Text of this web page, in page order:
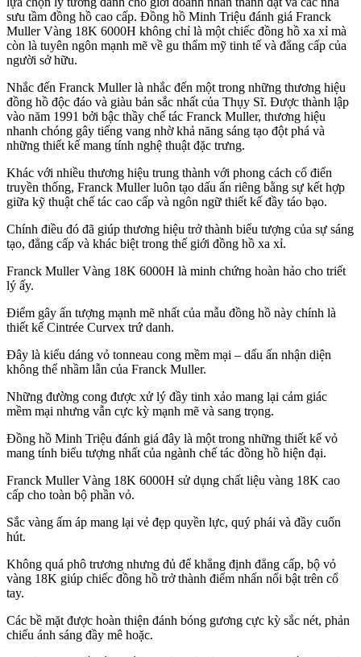
sưu tầm đồng hồ cao cấp. Đồng hồ Minh Triệu đánh giá Franck
Muller Vàng 18K 6000H không chỉ là một chiếc đồng hồ xa xỉ mà
còn là tuyên ngôn mạnh mẽ về gu thẩm mỹ tinh tế và đẳng cấp của
người sở hữu.
Nhắc đến Franck Muller là nhắc đến một trong những thương hiệu
đồng hồ độc đáo và giàu bản sắc nhất của Thụy Sĩ. Được thành lập
vào năm 1991 bởi bậc thầy chế tác Franck Muller, thương hiệu
nhanh chóng gây tiếng vang nhờ khả năng sáng tạo đột phá và
những thiết kế mang tính nghệ thuật đặc trưng.
Khác với nhiều thương hiệu trung thành với phong cách cổ điển
truyền thống, Franck Muller luôn tạo dấu ấn riêng bằng sự kết hợp
giữa kỹ thuật chế tác cao cấp và ngôn ngữ thiết kế đầy táo bạo.
Chính điều đó đã giúp thương hiệu trở thành biểu tượng của sự sáng
tạo, đẳng cấp và khác biệt trong thế giới đồng hồ xa xỉ.
Franck Muller Vàng 18K 6000H là minh chứng hoàn hảo cho triết
lý ấy.
Điểm gây ấn tượng mạnh mẽ nhất của mẫu đồng hồ này chính là
thiết kế Cintrée Curvex trứ danh.
Đây là kiểu dáng vỏ tonneau cong mềm mại – dấu ấn nhận diện
không thể nhầm lẫn của Franck Muller.
Những đường cong được xử lý đầy tinh xảo mang lại cảm giác
mềm mại nhưng vẫn cực kỳ mạnh mẽ và sang trọng.
Đồng hồ Minh Triệu đánh giá đây là một trong những thiết kế vỏ
mang tính biểu tượng nhất của ngành chế tác đồng hồ hiện đại.
Franck Muller Vàng 18K 6000H sử dụng chất liệu vàng 18K cao
cấp cho toàn bộ phần vỏ.
Sắc vàng ấm áp mang lại vẻ đẹp quyền lực, quý phái và đầy cuốn
hút.
Không quá phô trương nhưng đủ để khẳng định đẳng cấp, bộ vỏ
vàng 18K giúp chiếc đồng hồ trở thành điểm nhấn nổi bật trên cổ
tay.
Các bề mặt được hoàn thiện đánh bóng gương cực kỳ sắc nét, phản
chiếu ánh sáng đầy mê hoặc.